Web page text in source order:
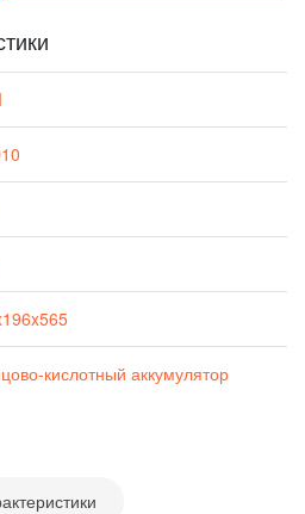
кислотный аккумулятор